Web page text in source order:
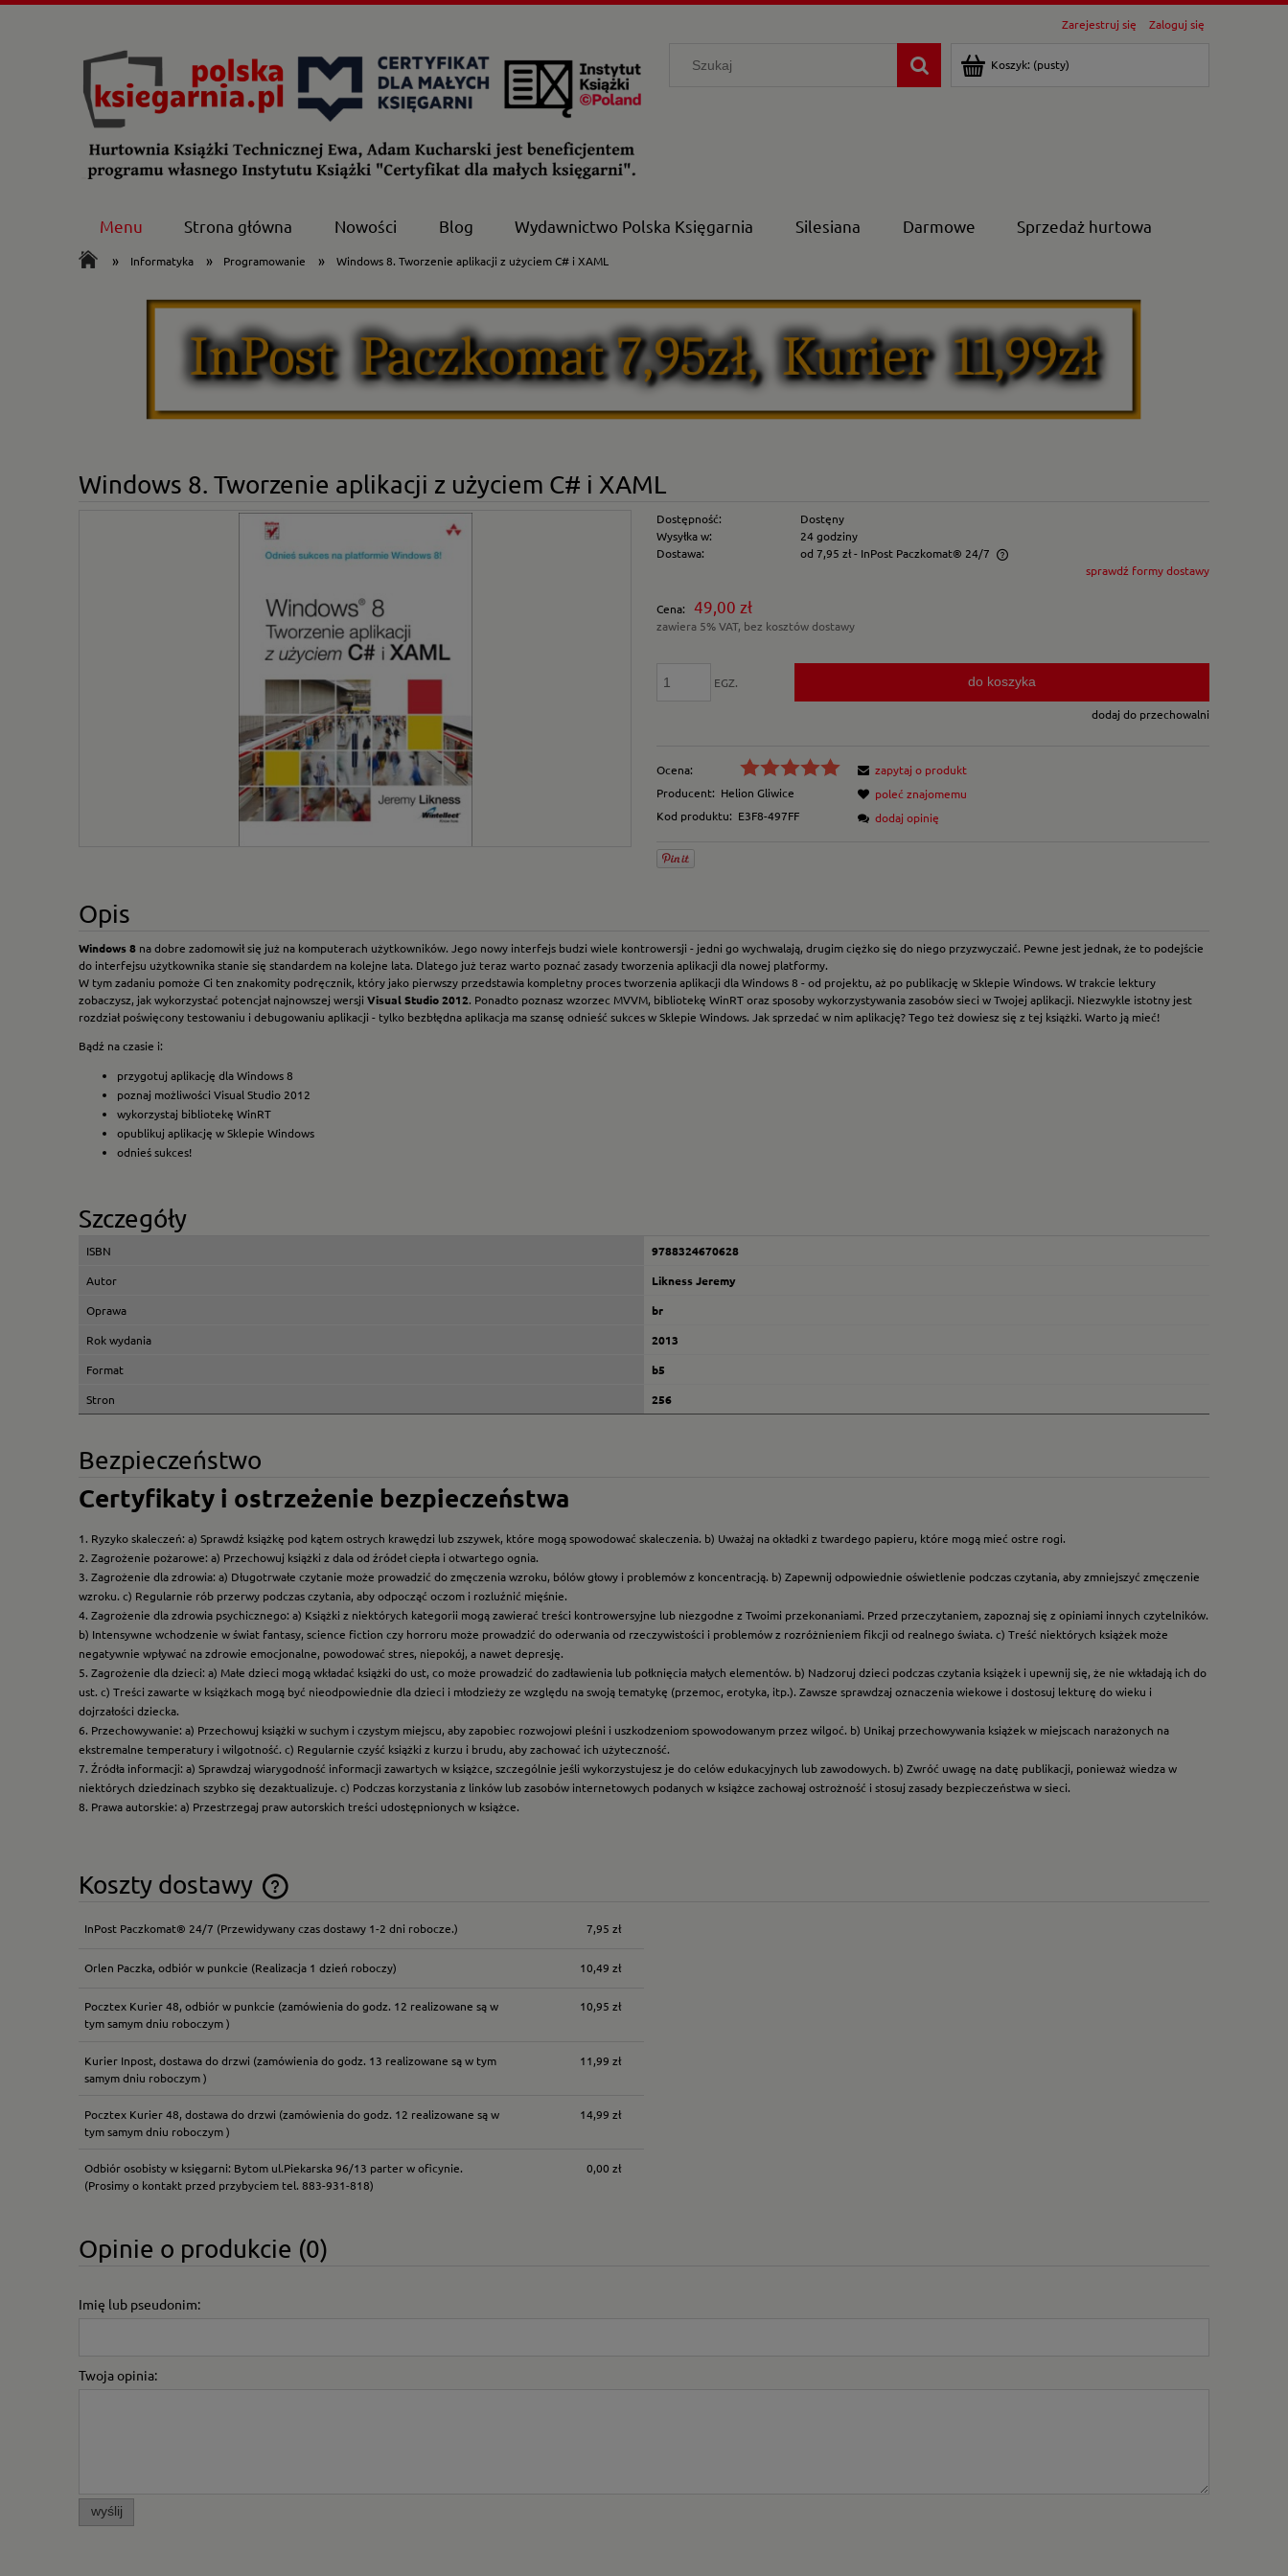
Zarejestruj się Zaloguj się
Koszyk: (pusty)
Menu Strona główna Nowości Blog Wydawnictwo Polska Księgarnia Silesiana Darmowe Sprzedaż hurtowa
» Informatyka » Programowanie » Windows 8. Tworzenie aplikacji z użyciem C# i XAML
Windows 8. Tworzenie aplikacji z użyciem C# i XAML
Dostępność:
Dostęny
Wysyłka w:
24 godziny
Dostawa:
od 7,95 zł- InPost Paczkomat® 24/7
płatności
sprawdź formy dostawy
Cena: 49,00 zł
zawiera 5% VAT, bez kosztów dostawy
EGZ. do koszyka
dodaj do przechowalni
Ocena:
Producent: Helion Gliwice
Kod produktu: E3F8-497FF
zapytaj o produkt
poleć znajomemu
dodaj opinię
Opis
Windows 8 na dobre zadomowił się już na komputerach użytkowników. Jego nowy interfejs budzi wiele kontrowersji - jedni go wychwalają, drugim ciężko się do niego przyzwyczaić. Pewne jest jednak, że to podejście
do interfejsu użytkownika stanie się standardem na kolejne lata. Dlatego już teraz warto poznać zasady tworzenia aplikacji dla nowej platformy.
W tym zadaniu pomoże Ci ten znakomity podręcznik, który jako pierwszy przedstawia kompletny proces tworzenia aplikacji dla Windows 8 - od projektu, aż po publikację w Sklepie Windows. W trakcie lektury
zobaczysz, jak wykorzystać potencjał najnowszej wersji Visual Studio 2012. Ponadto poznasz wzorzec MVVM, bibliotekę WinRT oraz sposoby wykorzystywania zasobów sieci w Twojej aplikacji. Niezwykle istotny jest
rozdział poświęcony testowaniu i debugowaniu aplikacji - tylko bezbłędna aplikacja ma szansę odnieść sukces w Sklepie Windows. Jak sprzedać w nim aplikację? Tego też dowiesz się z tej książki. Warto ją mieć!
Bądź na czasie i:
przygotuj aplikację dla Windows 8
poznaj możliwości Visual Studio 2012
wykorzystaj bibliotekę WinRT
opublikuj aplikację w Sklepie Windows
odnieś sukces!
Szczegóły
ISBN
9788324670628
Autor
Likness Jeremy
Oprawa
br
Rok wydania
2013
Format
b5
Stron
256
Bezpieczeństwo
Certyfikaty i ostrzeżenie bezpieczeństwa
1. Ryzyko skaleczeń: a) Sprawdź książkę pod kątem ostrych krawędzi lub zszywek, które mogą spowodować skaleczenia. b) Uważaj na okładki z twardego papieru, które mogą mieć ostre rogi.
2. Zagrożenie pożarowe: a) Przechowuj książki z dala od źródeł ciepła i otwartego ognia.
3. Zagrożenie dla zdrowia: a) Długotrwałe czytanie może prowadzić do zmęczenia wzroku, bólów głowy i problemów z koncentracją. b) Zapewnij odpowiednie oświetlenie podczas czytania, aby zmniejszyć zmęczenie
wzroku. c) Regularnie rób przerwy podczas czytania, aby odpocząć oczom i rozluźnić mięśnie.
4. Zagrożenie dla zdrowia psychicznego: a) Książki z niektórych kategorii mogą zawierać treści kontrowersyjne lub niezgodne z Twoimi przekonaniami. Przed przeczytaniem, zapoznaj się z opiniami innych czytelników.
b) Intensywne wchodzenie w świat fantasy, science fiction czy horroru może prowadzić do oderwania od rzeczywistości i problemów z rozróżnieniem fikcji od realnego świata. c) Treść niektórych książek może
negatywnie wpływać na zdrowie emocjonalne, powodować stres, niepokój, a nawet depresję.
5. Zagrożenie dla dzieci: a) Małe dzieci mogą wkładać książki do ust, co może prowadzić do zadławienia lub połknięcia małych elementów. b) Nadzoruj dzieci podczas czytania książek i upewnij się, że nie wkładają ich do
ust. c) Treści zawarte w książkach mogą być nieodpowiednie dla dzieci i młodzieży ze względu na swoją tematykę (przemoc, erotyka, itp.). Zawsze sprawdzaj oznaczenia wiekowe i dostosuj lekturę do wieku i
dojrzałości dziecka.
6. Przechowywanie: a) Przechowuj książki w suchym i czystym miejscu, aby zapobiec rozwojowi pleśni i uszkodzeniom spowodowanym przez wilgoć. b) Unikaj przechowywania książek w miejscach narażonych na
ekstremalne temperatury i wilgotność. c) Regularnie czyść książki z kurzu i brudu, aby zachować ich użyteczność.
7. Źródła informacji: a) Sprawdzaj wiarygodność informacji zawartych w książce, szczególnie jeśli wykorzystujesz je do celów edukacyjnych lub zawodowych. b) Zwróć uwagę na datę publikacji, ponieważ wiedza w
niektórych dziedzinach szybko się dezaktualizuje. c) Podczas korzystania z linków lub zasobów internetowych podanych w książce zachowaj ostrożność i stosuj zasady bezpieczeństwa w sieci.
8. Prawa autorskie: a) Przestrzegaj praw autorskich treści udostępnionych w książce.
Koszty dostawy
Cena nie zawiera ewentualnych kosztów
InPost Paczkomat® 24/7 (Przewidywany czas dostawy 1-2 dni robocze.) 7,95 zł
Orlen Paczka, odbiór w punkcie (Realizacja 1 dzień roboczy) 10,49 zł
Pocztex Kurier 48, odbiór w punkcie (zamówienia do godz. 12 realizowane są w
tym samym dniu roboczym )
10,95 zł
Kurier Inpost, dostawa do drzwi (zamówienia do godz. 13 realizowane są w tym
samym dniu roboczym )
11,99 zł
Pocztex Kurier 48, dostawa do drzwi (zamówienia do godz. 12 realizowane są w
tym samym dniu roboczym )
14,99 zł
Odbiór osobisty w księgarni: Bytom ul.Piekarska 96/13 parter w oficynie.
(Prosimy o kontakt przed przybyciem tel. 883-931-818)
0,00 zł
Opinie o produkcie (0)
Imię lub pseudonim:
Twoja opinia:
wyślij